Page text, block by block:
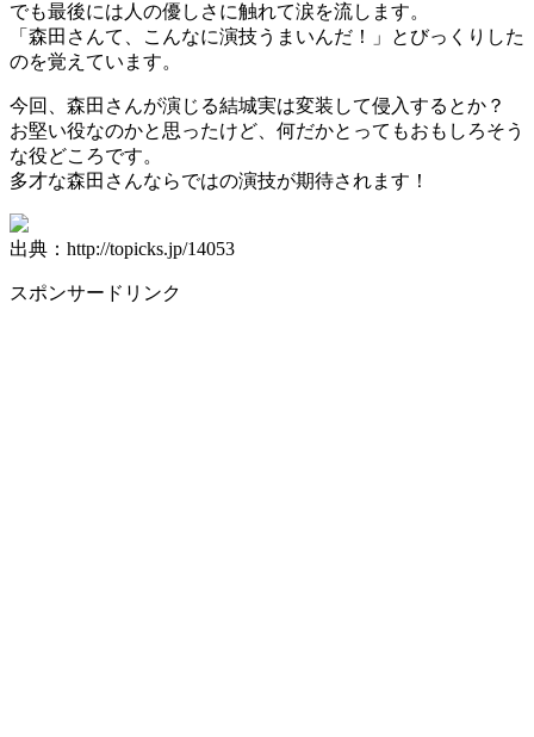
でも最後には人の優しさに触れて涙を流します。
「森田さんて、こんなに演技うまいんだ！」とびっくりした
のを覚えています。
今回、森田さんが演じる結城実は変装して侵入するとか？
お堅い役なのかと思ったけど、何だかとってもおもしろそう
な役どころです。
多才な森田さんならではの演技が期待されます！
出典：http://topicks.jp/14053
スポンサードリンク